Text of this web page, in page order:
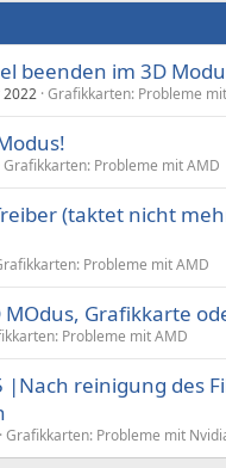
beenden im 3D
2022 Grafikkarten: Probleme
Grafikkarten: Probleme mit AMD
(taktet nicht
Probleme mit AMD
MOdus, Grafikkarte
Probleme mit AMD
|Nach reinigung des
Grafikkarten: Probleme mit